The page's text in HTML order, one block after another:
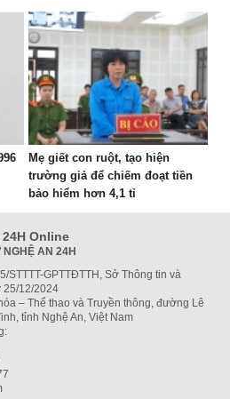
Mẹ giết con ruột, tạo hiện
trường giả để chiếm đoạt tiền
bảo hiểm hơn 4,1 tỉ
Online
AN 24H
STTTT-GPTTĐTTH, Sở Thông tin và
25/12/2024
– Thể thao và Truyền thông, đường Lê
tỉnh Nghệ An, Việt Nam